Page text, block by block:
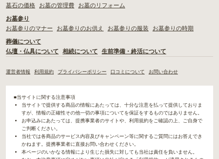
墓石の価格
お墓の管理費
お墓のリフォーム
お墓参り
お墓参りのマナー
お墓参りのお供え お墓参りの服装
お墓参りの時期
葬儀について
仏壇・仏具について
相続について 生前準備・終活について
運営者情報 利用規約 プライバシーポリシー 口コミについて お問い合わせ
■当サイトに関する注意事項
当サイトで提供する商品の情報にあたっては、十分な注意を払って提供しておりま
すが、情報の正確性その他一切の事項についてを保証をするものではありません。
お申込みにあたっては、提携事業者のサイトや、利用規約をご確認の上、ご自身で
ご判断ください。
当社では各商品のサービス内容及びキャンペーン等に関するご質問にはお答えでき
かねます。提携事業者に直接お問い合わせください。
本ページのいかなる情報により生じた損失に対しても当社は責任を負いません。